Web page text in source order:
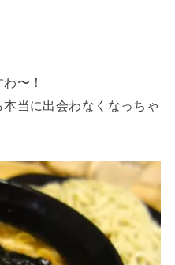
〜！
当に出会わなくなっちゃ